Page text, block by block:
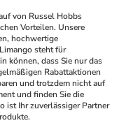
von Russel Hobbs
Vorteilen. Unsere
hochwertige
steht für
können, dass Sie nur das
Rabattaktionen
und trotzdem nicht auf
und finden Sie die
ist Ihr zuverlässiger Partner